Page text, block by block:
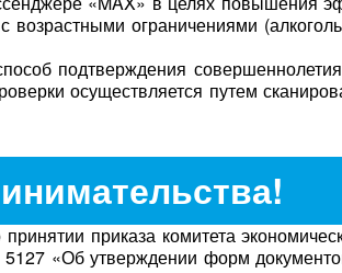
возрастными ограничениями
подтверждения
осуществляется путем
приказа комитета
5127 «Об утверждении форм